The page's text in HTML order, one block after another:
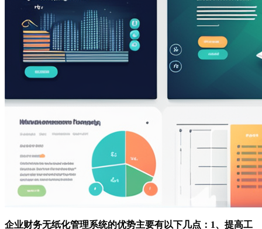
企业财务无纸化管理系统的优势主要有以下几点：1、提高工